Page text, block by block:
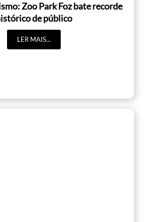
Zoo Park Foz bate recorde
de público
LER MAIS...